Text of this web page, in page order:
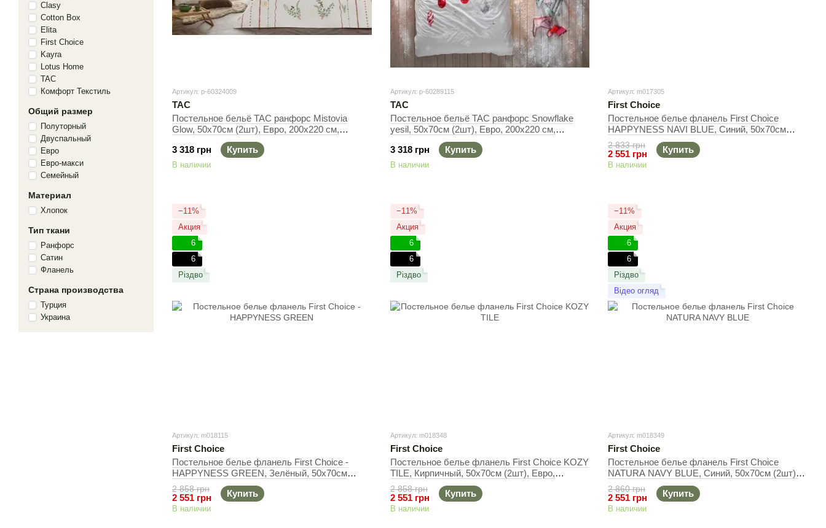
Артикул: p-60324009
TAC
Постельное бельё TAC ранфорс Mistovia
Glow, 50х70см (2шт), Евро, 200х220 см,
3 318 грн
Купить
В наличии
Артикул: р-60289115
TAC
Постельное бельё TAC ранфорс Snowflake
yesil, 50х70см (2шт), Евро, 200х220 см,
3 318 грн
Купить
В наличии
Артикул: m017305
First Choice
Постельное белье фланель First Сhoice
HAPPYNESS NAVI BLUE, Cиний, 50х70см
(2шт), Евро, 200х220 см, 240х260 см
2 833 грн
2 551 грн Купить
В наличии
−11%
Акция
6
6
Різдво
Артикул: m018115
First Choice
Постельное белье фланель First Сhoice -
HAPPYNESS GREEN, Зелёный, 50х70см
(2шт), Евро, 200х220 см, 240х260 см
2 858 грн
2 551 грн Купить
В наличии
−11%
Акция
6
6
Різдво
Артикул: m018348
First Choice
Постельное белье фланель First Сhoice KOZY
TILE, Кирпичный, 50х70см (2шт), Евро,
200х220 см, 240х260 см
2 858 грн
2 551 грн Купить
В наличии
−11%
Акция
6
6
Різдво
Відео огляд
Артикул: m018349
First Choice
Постельное белье фланель First Сhoice
NATURA NAVY BLUE, Cиний, 50х70см (2шт),
Евро, 200х220 см, 240х260 см
2 860 грн
2 551 грн Купить
В наличии
Clasy
Cotton Box
Elita
First Choice
Kayra
Lotus Home
TAC
Комфорт Текстиль
Общий размер
Полуторный
Двуспальный
Евро
Евро-макси
Семейный
Материал
Хлопок
Тип ткани
Ранфорс
Сатин
Фланель
Страна производства
Турция
Украина